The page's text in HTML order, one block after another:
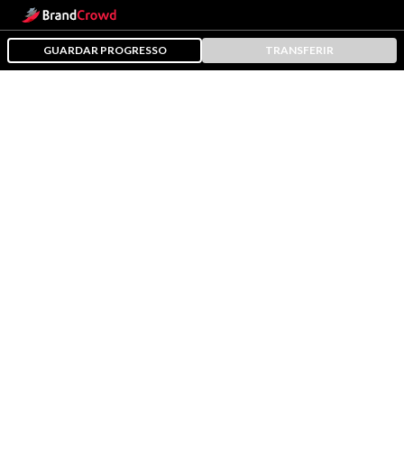
GUARDAR PROGRESSO TRANSFERIR